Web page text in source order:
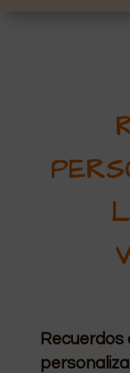
Recuerdos